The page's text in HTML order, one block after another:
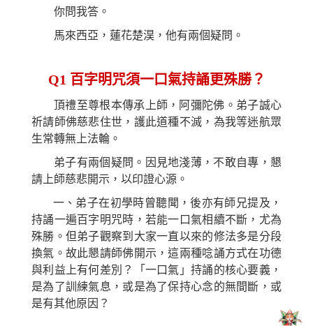
你問我答。
馬來西亞，蓮花楚淏，他有兩個疑問。
Q1 百字明咒須一口氣持誦更殊勝？
頂禮至尊根本傳承上師，阿彌陀佛。弟子誠心
祈請師佛慈悲住世，護此道種不滅，為我等迷航眾
生常轉無上法輪。
弟子有兩個疑問。因見地淺薄，不敢自專，懇
請上師慈悲開示，以印證心源。
一、弟子在初學時曾聽聞，後亦有師兄提及，
持誦一遍百字明咒時，若能一口氣相續不斷，尤為
殊勝。但弟子觀察到大家一直以來的修法多是分段
換氣。故此懇請師佛開示，這兩種唸誦方式在功德
與利益上有何差別？「一口氣」持誦的核心要義，
是為了訓練氣息，或是為了保持心念的無間斷，或
是有其他原因？